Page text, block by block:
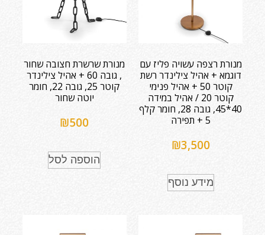
מנורת רצפה עשויה פליז עם
דוגמא + אהיל צילינדר רשת
קוטר 50 + אהיל פנימי
קוטר 20 / אהיל במידה
40*45, גובה 28, חומר קלף
5 + תפירה
₪3,500
מידע נוסף
מנורת שרשרת חצובה שחור
, גובה 60 + אהיל צילינדר
קוטר 25, גובה 22, חומר
יוטה שחור
₪500
הוספה לסל